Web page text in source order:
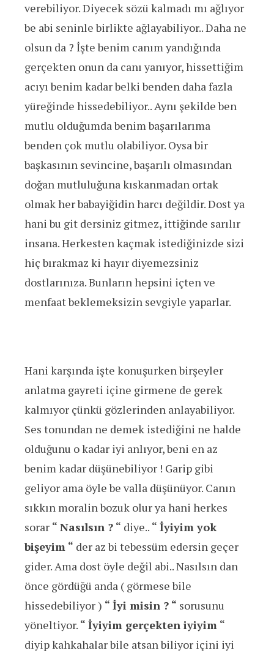
verebiliyor. Diyecek sözü kalmadı mı ağlıyor
be abi seninle birlikte ağlayabiliyor.. Daha ne
olsun da ? İşte benim canım yandığında
gerçekten onun da canı yanıyor, hissettiğim
acıyı benim kadar belki benden daha fazla
yüreğinde hissedebiliyor.. Aynı şekilde ben
mutlu olduğumda benim başarılarıma
benden çok mutlu olabiliyor. Oysa bir
başkasının sevincine, başarılı olmasından
doğan mutluluğuna kıskanmadan ortak
olmak her babayiğidin harcı değildir. Dost ya
hani bu git dersiniz gitmez, ittiğinde sarılır
insana. Herkesten kaçmak istediğinizde sizi
hiç bırakmaz ki hayır diyemezsiniz
dostlarınıza. Bunların hepsini içten ve
menfaat beklemeksizin sevgiyle yaparlar.
Hani karşında işte konuşurken birşeyler
anlatma gayreti içine girmene de gerek
kalmıyor çünkü gözlerinden anlayabiliyor.
Ses tonundan ne demek istediğini ne halde
olduğunu o kadar iyi anlıyor, beni en az
benim kadar düşünebiliyor ! Garip gibi
geliyor ama öyle be valla düşünüyor. Canın
sıkkın moralin bozuk olur ya hani herkes
sorar “ Nasılsın ? “ diye.. “ İyiyim yok
bişeyim “ der az bi tebessüm edersin geçer
gider. Ama dost öyle değil abi.. Nasılsın dan
önce gördüğü anda ( görmese bile
hissedebiliyor ) “ İyi misin ? “ sorusunu
yöneltiyor. “ İyiyim gerçekten iyiyim “
diyip kahkahalar bile atsan biliyor içini iyi